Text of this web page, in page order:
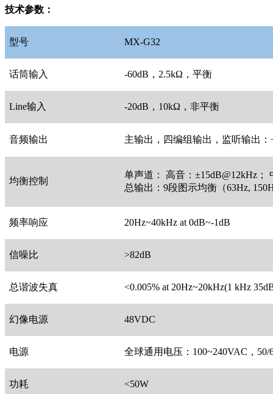
技术参数：
型号 MX-G32
话筒输入 -60dB，2.5kΩ，平衡
Line输入 -20dB，10kΩ，非平衡
音频输出 主输出，四编组输出，监听输出
均衡控制
单声道： 高音：±15dB@12kHz；
总输出：9段图示均衡（63Hz,
频率响应 20Hz~40kHz at 0dB~-1dB
信噪比 >82dB
总谐波失真 <0.005% at 20Hz~20kHz(1 kHz
幻像电源 48VDC
电源 全球通用电压：100~240VAC，50/
功耗 <50W